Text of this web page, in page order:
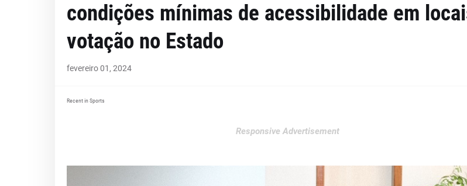
condições mínimas de acessibilidade em
votação no Estado
fevereiro 01, 2024
Recent in Sports
Responsive Advertisement